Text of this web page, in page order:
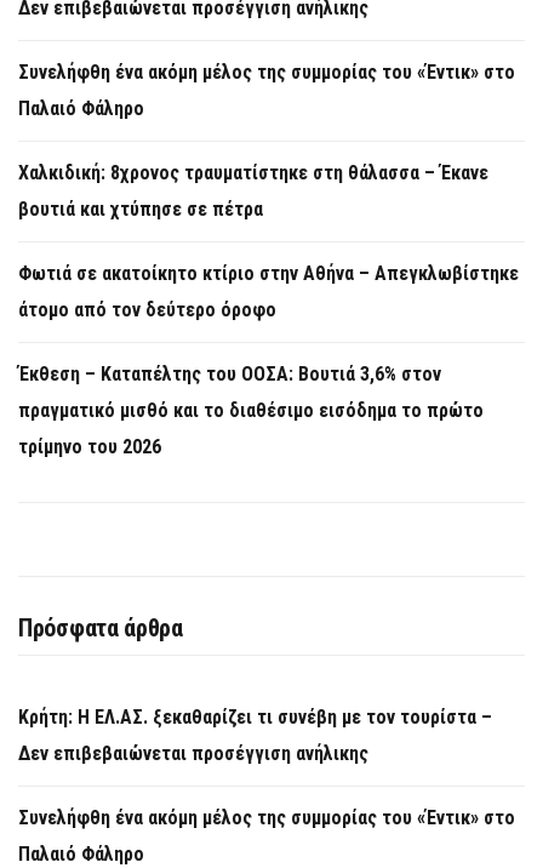
Δεν επιβεβαιώνεται προσέγγιση ανήλικης
Συνελήφθη ένα ακόμη μέλος της συμμορίας του «Έντικ» στο
Παλαιό Φάληρο
Χαλκιδική: 8χρονος τραυματίστηκε στη θάλασσα – Έκανε
βουτιά και χτύπησε σε πέτρα
Φωτιά σε ακατοίκητο κτίριο στην Αθήνα – Απεγκλωβίστηκε
άτομο από τον δεύτερο όροφο
Έκθεση – Καταπέλτης του ΟΟΣΑ: Βουτιά 3,6% στον
πραγματικό μισθό και το διαθέσιμο εισόδημα το πρώτο
τρίμηνο του 2026
Πρόσφατα άρθρα
Κρήτη: Η ΕΛ.ΑΣ. ξεκαθαρίζει τι συνέβη με τον τουρίστα –
Δεν επιβεβαιώνεται προσέγγιση ανήλικης
Συνελήφθη ένα ακόμη μέλος της συμμορίας του «Έντικ» στο
Παλαιό Φάληρο